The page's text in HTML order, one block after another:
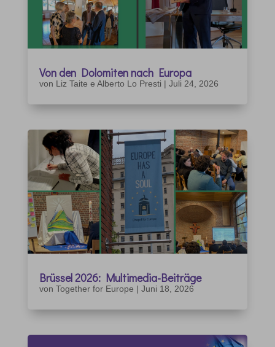
Von den Dolomiten nach Europa
von Liz Taite e Alberto Lo Presti | Juli 24, 2026
Brüssel 2026: Multimedia-Beiträge
von Together for Europe | Juni 18, 2026